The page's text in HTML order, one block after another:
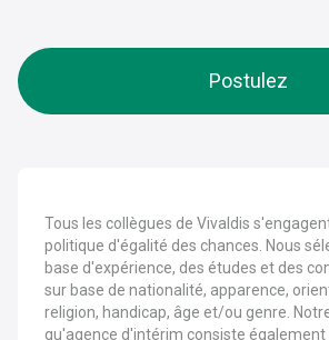
Postulez
Tous les collègues de Vivaldis
politique d'égalité des chances. Nous
base d'expérience, des études et des
sur base de nationalité, apparence,
religion, handicap, âge et/ou genre.
qu'agence d'intérim consiste